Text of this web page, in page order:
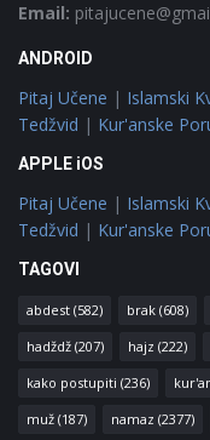
Email:
ANDROID
Pitaj Učene | Islamski
Tedžvid | Kur'anske
APPLE iOS
Pitaj Učene | Islamski
Tedžvid | Kur'anske
TAGOVI
abdest (582) brak (608)
hadždž (207) hajz (222)
kako postupiti (236)
muž (187) namaz (2377)